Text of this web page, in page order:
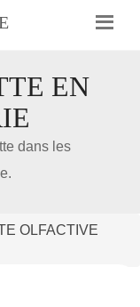
EN
dans les
OLFACTIVE